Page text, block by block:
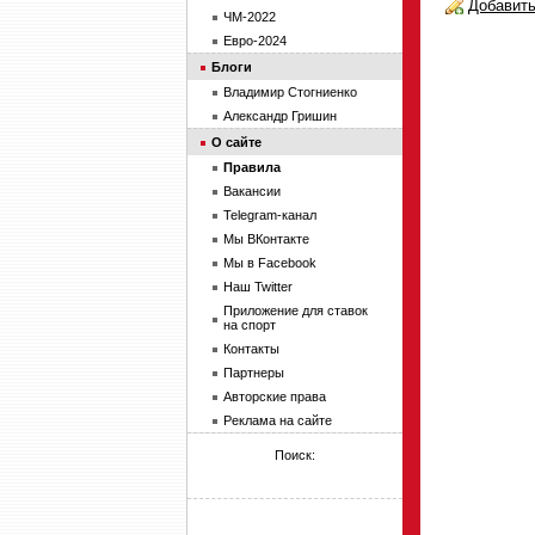
ЧМ-2022
Евро-2024
Блоги
Владимир Стогниенко
Александр Гришин
О сайте
Правила
Вакансии
Telegram-канал
Мы ВКонтакте
Мы в Facebook
Наш Twitter
Приложение для ставок
на спорт
Контакты
Партнеры
Авторские права
Реклама на сайте
Поиск: